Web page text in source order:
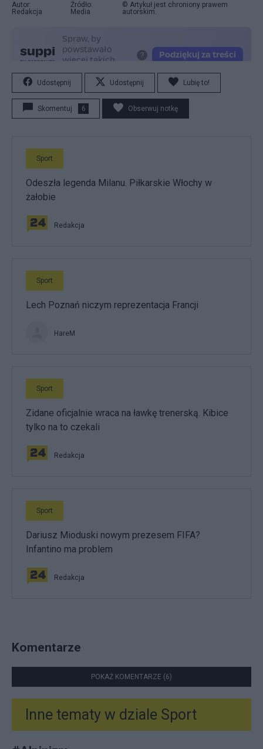
Autor:
Redakcja
Źródło:
Media
© Artykuł jest chroniony prawem
autorskim.
Udostępnij Udostępnij Lubię to!
Skomentuj 6 Obserwuj notkę
Sport
Odeszła legenda Milanu. Piłkarskie Włochy w
żałobie
Redakcja
Sport
Lech Poznań niczym reprezentacja Francji
HareM
Sport
Zidane oficjalnie wraca na ławkę trenerską. Kibice
tylko na to czekali
Redakcja
Sport
Dariusz Mioduski nowym prezesem FIFA?
Infantino ma problem
Redakcja
Komentarze
POKAŻ KOMENTARZE (6)
Inne tematy w dziale Sport